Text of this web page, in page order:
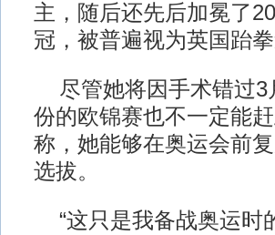
主，随后还先后加冕了
冠，被普遍视为英国跆
尽管她将因手术错过3
份的欧锦赛也不一定能
称，她能够在奥运会前
选拔。
“这只是我备战奥运时